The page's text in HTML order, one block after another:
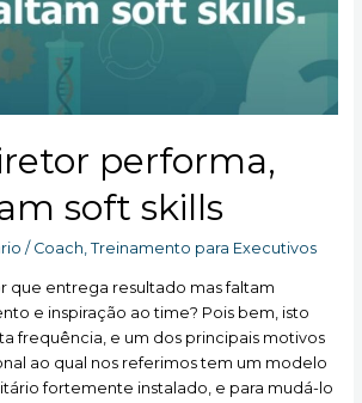
performa,
soft skills
/ Coach, Treinamento para Executivos
que entrega resultado mas faltam
e inspiração ao time? Pois bem, isto
frequência, e um dos principais motivos
ao qual nos referimos tem um modelo
fortemente instalado, e para mudá-lo